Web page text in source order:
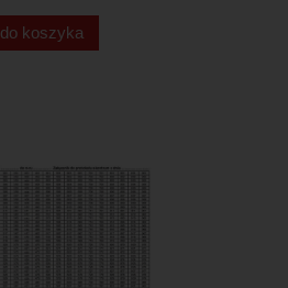
do koszyka